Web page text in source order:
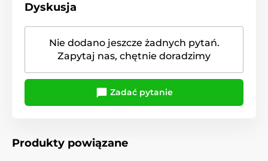
Dyskusja
Nie dodano jeszcze żadnych pytań.
Zapytaj nas, chętnie doradzimy
Zadać pytanie
Produkty powiązane